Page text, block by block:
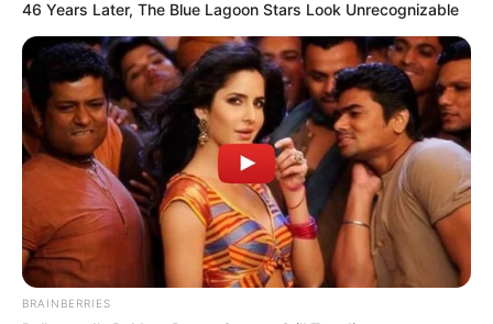
46 Years Later, The Blue Lagoon Stars Look Unrecognizable
BRAINBERRIES